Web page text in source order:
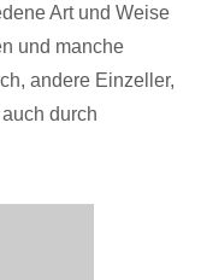
Art und Weise
und manche
andere Einzeller,
durch